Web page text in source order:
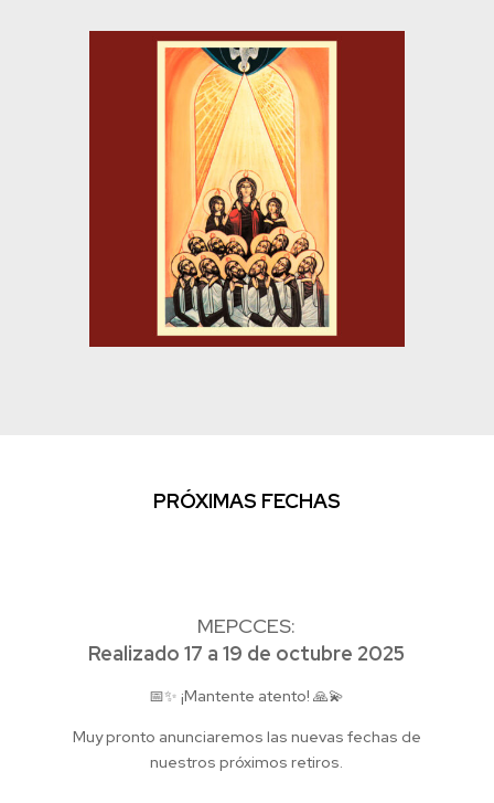
PRÓXIMAS FECHAS
MEPCCES:
Realizado 17 a 19 de octubre 2025
📅✨¡Mantente atento! 🙏💫
Muy pronto anunciaremos las nuevas fechas de
nuestros próximos retiros.